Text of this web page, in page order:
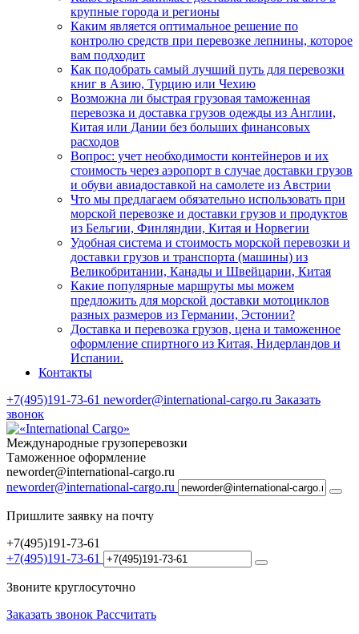
крупные города и регионы
Каким является оптимальное решение по
контролю средств при перевозке лепнины, которое
вам подходит
Как подобрать самый лучший путь для перевозки
книг в Азию, Турцию или Чехию
Возможна ли быстрая грузовая таможенная
перевозка и доставка грузов одежды из Англии,
Китая или Дании без больших финансовых
расходов
Вопрос: учет необходимости контейнеров и их
стоимость через аэропорт в случае доставки грузов
и обуви авиадоставкой на самолете из Австрии
Что мы предлагаем обязательно использовать при
морской перевозке и доставки грузов и продуктов
из Бельгии, Финляндии, Китая и Норвегии
Удобная система и стоимость морской перевозки и
доставки грузов и транспорта (машины) из
Великобритании, Канады и Швейцарии, Китая
Какие популярные маршруты мы можем
предложить для морской доставки мотоциклов
разных размеров из Германии, Эстонии?
Доставка и перевозка грузов, цена и таможенное
оформление спиртного из Китая, Нидерландов и
Испании.
Контакты
+7(495)191-73-61 neworder@international-cargo.ru Заказать
звонок
Международные грузоперевозки
Таможенное оформление
neworder@international-cargo.ru
neworder@international-cargo.ru
Пришлите заявку на почту
+7(495)191-73-61
+7(495)191-73-61
Звоните круглосуточно
Заказать звонок Рассчитать